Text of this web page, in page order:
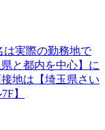
実際の勤務地で
と都内を中心】に
地は【埼玉県さい
】